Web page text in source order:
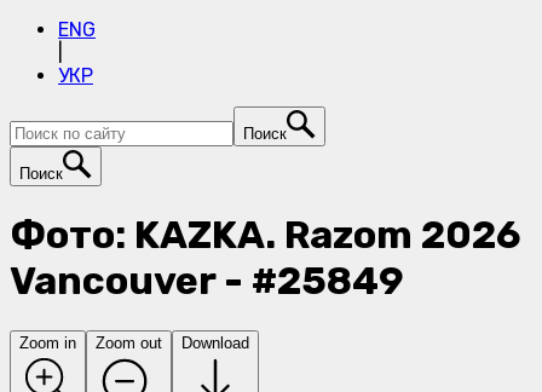
ENG
УКР
Поиск
Поиск
Фото: KAZKA. Razom 2026
Vancouver - #25849
Zoom in Zoom out Download